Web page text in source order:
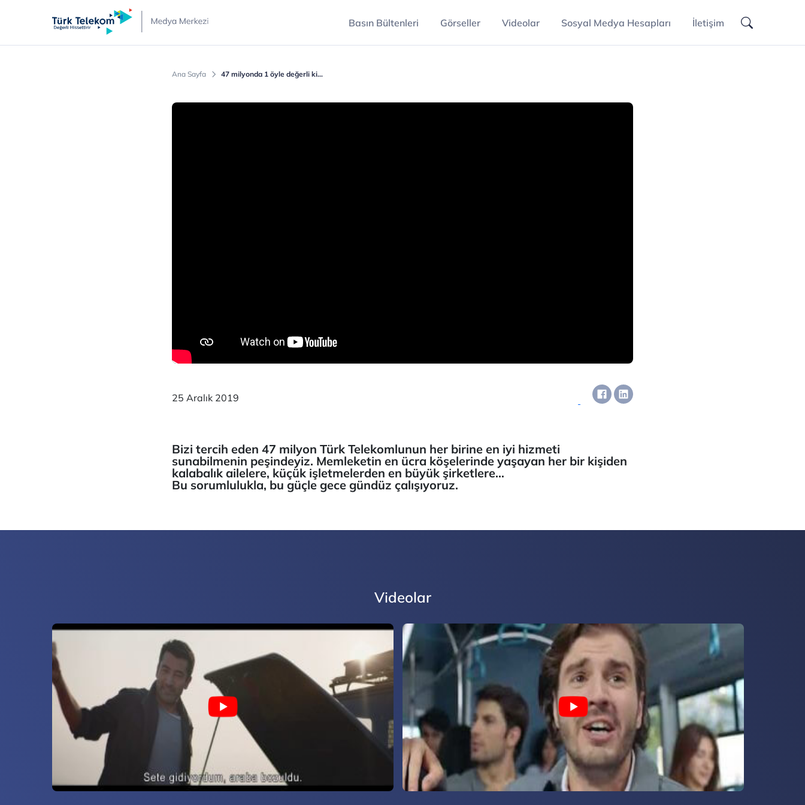
Basın Bültenleri Görseller Videolar Sosyal Medya Hesapları İletişim
Ana Sayfa 47 milyonda 1 öyle değerli ki…
25 Aralık 2019
Bizi tercih eden 47 milyon Türk Telekomlunun her birine en iyi hizmeti
sunabilmenin peşindeyiz. Memleketin en ücra köşelerinde yaşayan her bir kişiden
kalabalık ailelere, küçük işletmelerden en büyük şirketlere…
Bu sorumlulukla, bu güçle gece gündüz çalışıyoruz.
Videolar